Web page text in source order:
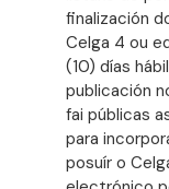
finalización
Celga 4 ou
(10) días
publicación
fai públicas
para
posuír o